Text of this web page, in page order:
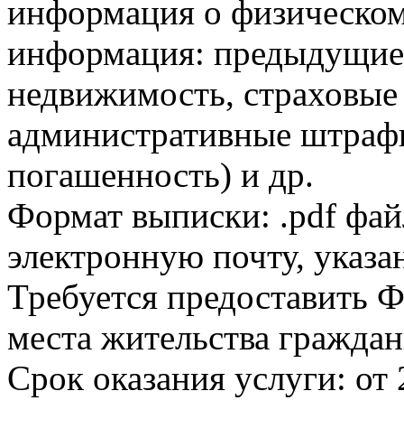
информация о
информация:
недвижимость,
административные
погашенность) и др.
Формат выписки: .pdf
электронную почту,
Требуется
места жительства
Срок оказания услуги: от